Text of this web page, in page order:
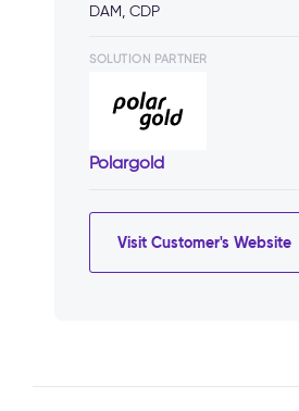
DAM, CDP
SOLUTION PARTNER
Polargold
Visit Customer's Website